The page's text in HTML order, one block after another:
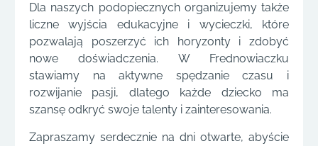
Dla naszych podopiecznych organizujemy także
liczne wyjścia edukacyjne i wycieczki, które
pozwalają poszerzyć ich horyzonty i zdobyć
nowe doświadczenia. W Frednowiaczku
stawiamy na aktywne spędzanie czasu i
rozwijanie pasji, dlatego każde dziecko ma
szansę odkryć swoje talenty i zainteresowania.
Zapraszamy serdecznie na dni otwarte, abyście